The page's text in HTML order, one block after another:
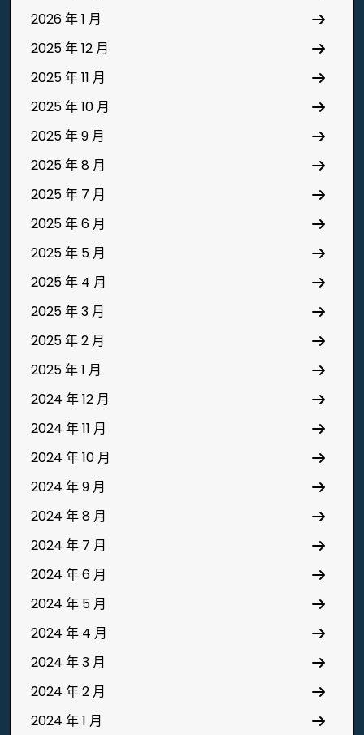
2026 年 1 月
2025 年 12 月
2025 年 11 月
2025 年 10 月
2025 年 9 月
2025 年 8 月
2025 年 7 月
2025 年 6 月
2025 年 5 月
2025 年 4 月
2025 年 3 月
2025 年 2 月
2025 年 1 月
2024 年 12 月
2024 年 11 月
2024 年 10 月
2024 年 9 月
2024 年 8 月
2024 年 7 月
2024 年 6 月
2024 年 5 月
2024 年 4 月
2024 年 3 月
2024 年 2 月
2024 年 1 月